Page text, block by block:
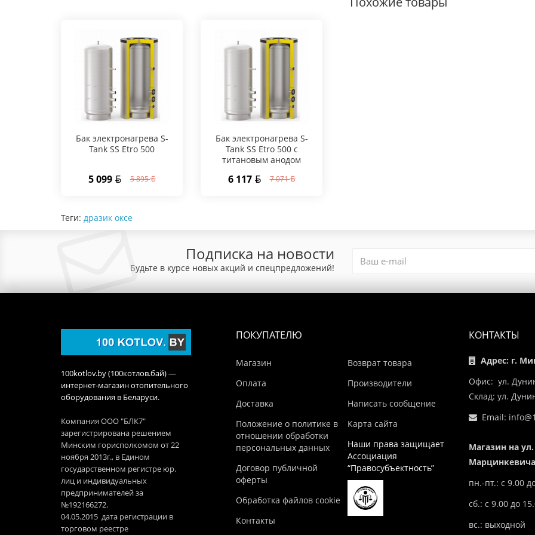
Бак электронагрева S-
Tank SS Etro 500
5 099 5 895
Бак электронагрева S-
Tank SS Etro 500 с
титановым анодом
6 117 7 071
Теги: дразик оксе
Подписка на новости
Будьте в курсе новых акций и спецпредложений!
100kotlov.by (100котлов.бай) —
интернет-магазин отопительного
оборудования в Беларуси.
Компания ООО "БЛК7"
зарегистрирована решением
Минским горисполкомом от 22
ноября 2013г., в Едином
государственном регистре юр.
лиц и индивидуальных
предпринимателей за
№192166272.
04.05.2015 дата регистрации в
торговом реестре
ПОКУПАТЕЛЮ
Магазин
Оплата
Доставка
Положение о политике в
отношении обработки
персональных данных
Договор публичной
оферты
Обработка файлов cookie
Контакты
Возврат товара
Производители
Написать сообщение
Карта сайта
Наши права защищает
Ассоциация
“Правосубъектность”
КОНТАКТЫ
Адрес: г.
Офис: ул.
Склад: ул.
Email:
Магазин на
пн.-пт.: с 9.00
сб.: с 9.00 до
вс.: выходной